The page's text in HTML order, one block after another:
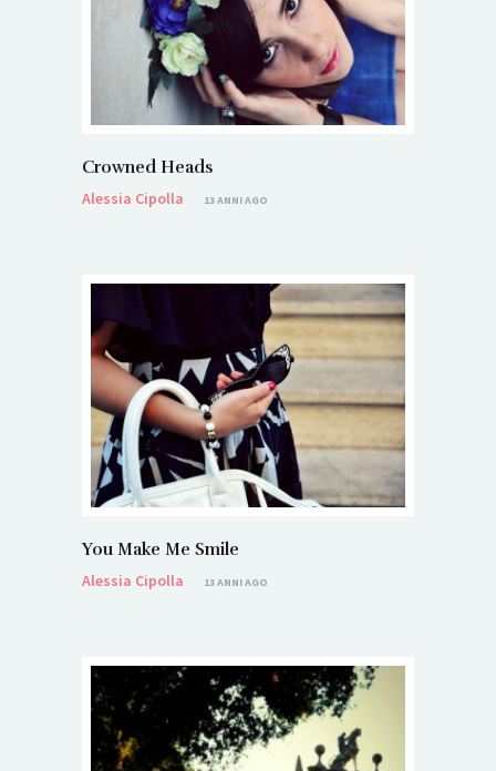
Crowned Heads
Alessia Cipolla
13 ANNI AGO
You Make Me Smile
Alessia Cipolla
13 ANNI AGO